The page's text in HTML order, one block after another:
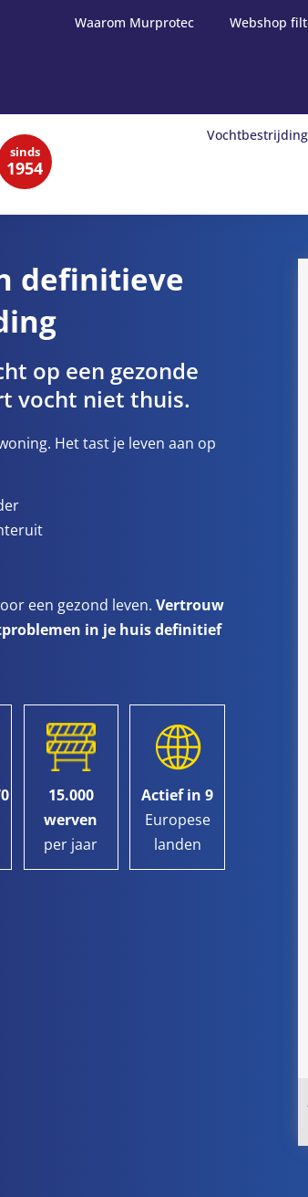
Waarom Murprotec Webshop
sinds
1954
Vochtbestrijding
definitieve
op een gezonde
vocht niet thuis.
Het tast je leven aan op
een gezond leven. Vertrouw
in je huis definitief
15.000
werven
per jaar
Actief in 9
Europese
landen